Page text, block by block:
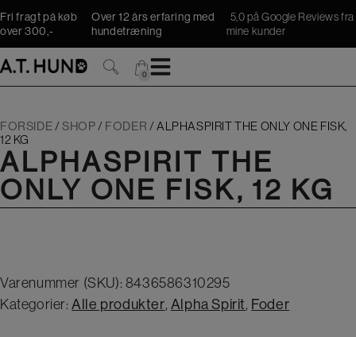
Hop
til
indholdet
Fri fragt på køb
over 300,-
Over 12 års erfaring med
hundetræning
5,0 på Google Reviews fra
mine kunder
0
0
FORSIDE/SHOP/ FODER /ALPHASPIRIT THE ONLY ONE FISK,
12 KG
ALPHASPIRIT THE
ONLY ONE FISK, 12 KG
Varenummer (SKU): 8436586310295
Kategorier:Alle produkter, Alpha Spirit, Foder